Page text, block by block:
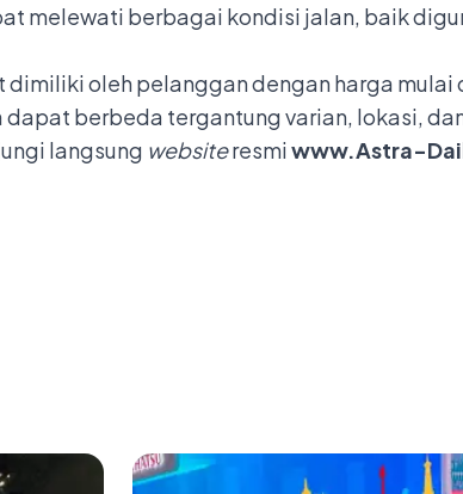
melewati berbagai kondisi jalan, baik
oleh pelanggan dengan harga
berbeda tergantung varian, lokasi,
langsung websiteresmiwww.Astra-